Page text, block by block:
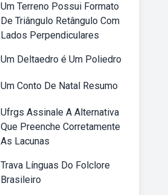
Um Terreno Possui Formato
De Triângulo Retângulo Com
Lados Perpendiculares
Um Deltaedro é Um Poliedro
Um Conto De Natal Resumo
Ufrgs Assinale A Alternativa
Que Preenche Corretamente
As Lacunas
Trava Línguas Do Folclore
Brasileiro